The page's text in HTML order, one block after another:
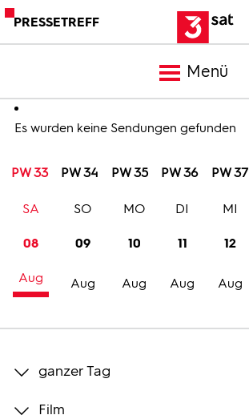
PRESSETREFF
Menü
Meldungen
Programm
Trailer
Bilder
Es wurden keine Sendungen gefunden
PW 33 PW 34 PW 35 PW 36 PW 37
08
Aug
SA
09
Aug
SO
10
Aug
MO
11
Aug
DI
12
Aug
MI
ganzer Tag
Film